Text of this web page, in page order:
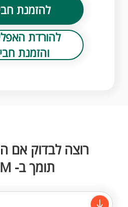
להזמנת
להורדת
והזמנת
רוצה לבדוק אם
תומך ב- eSIM?